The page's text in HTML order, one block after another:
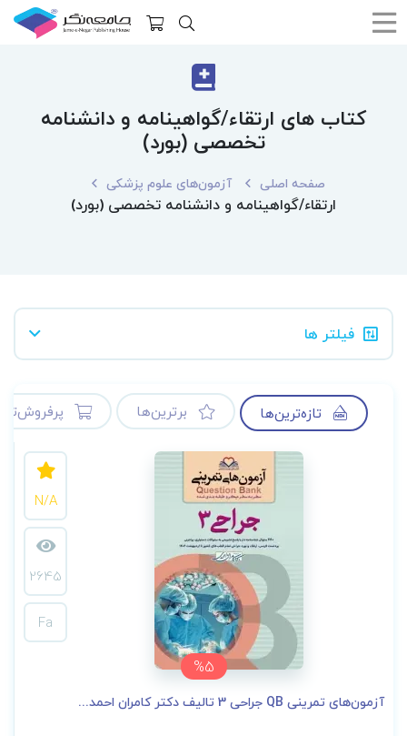
کتاب های ارتقاء/گواهینامه و دانشنامه
تخصصی (بورد)
صفحه اصلی آزمون‌های علوم پزشکی
ارتقاء/گواهینامه و دانشنامه تخصصی (بورد)
فیلتر ها
تازه‌ترین‌ها برترین‌ها
%5
N/A
2645
Fa
آزمون‌های تمرینی QB جراحی 3 تالیف دکتر کامران احمد...